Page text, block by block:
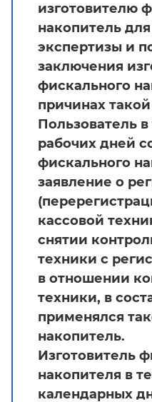
изготовителю
накопитель
экспертизы и
заключения
фискального
причинах
Пользователь
рабочих дней
фискального
заявление о
кассовой
снятии
техники с
в отношении
техники, в
применялся
накопитель.
Изготовитель
накопителя в
календарных